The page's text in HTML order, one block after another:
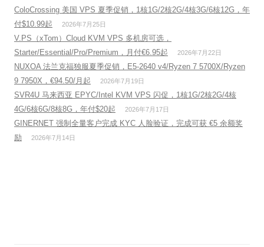
ColoCrossing 美国 VPS 夏季促销，1核1G/2核2G/4核3G/6核12G，年
付$10.99起
2026年7月25日
V.PS（xTom）Cloud KVM VPS 多机房可选，
Starter/Essential/Pro/Premium，月付€6.95起
2026年7月22日
NUXOA 法兰克福独服夏季促销，E5-2640 v4/Ryzen 7 5700X/Ryzen
9 7950X，€94.50/月起
2026年7月19日
SVR4U 马来西亚 EPYC/Intel KVM VPS 闪促，1核1G/2核2G/4核
4G/6核6G/8核8G，年付$20起
2026年7月17日
GINERNET 强制全量客户完成 KYC 人脸验证，完成可获 €5 余额奖
励
2026年7月14日